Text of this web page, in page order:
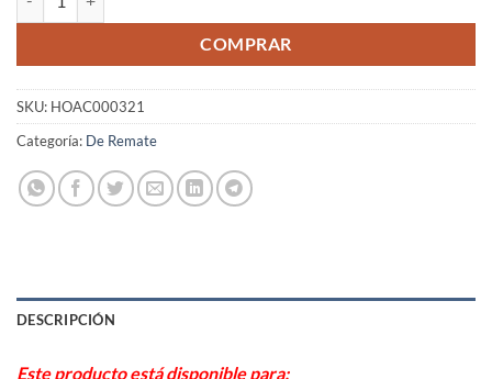
COMPRAR
SKU: HOAC000321
Categoría: De Remate
DESCRIPCIÓN
Este producto está disponible para: